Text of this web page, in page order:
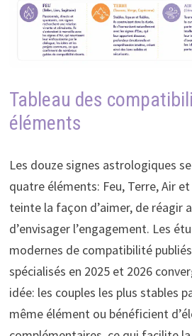
Tableau des
éléments
Les douze signes astrologiques
quatre éléments: Feu, Terre, Air
teinte la façon d’aimer, de réagir
d’envisager l’engagement. Les
modernes de compatibilité
spécialisés en 2025 et 2026
idée: les couples les plus stables
même élément ou bénéficient